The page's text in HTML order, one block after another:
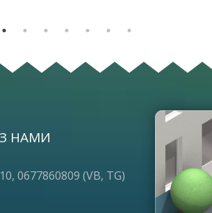
НАМИ
0677860809 (VB, TG)
ПРО